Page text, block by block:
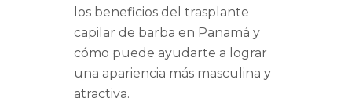
los beneficios del trasplante
capilar de barba en Panamá y
cómo puede ayudarte a lograr
una apariencia más masculina y
atractiva.